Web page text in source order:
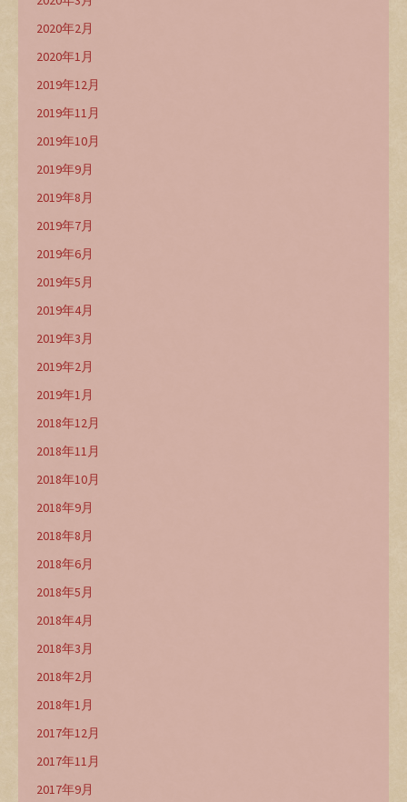
2020年2月
2020年1月
2019年12月
2019年11月
2019年10月
2019年9月
2019年8月
2019年7月
2019年6月
2019年5月
2019年4月
2019年3月
2019年2月
2019年1月
2018年12月
2018年11月
2018年10月
2018年9月
2018年8月
2018年6月
2018年5月
2018年4月
2018年3月
2018年2月
2018年1月
2017年12月
2017年11月
2017年9月